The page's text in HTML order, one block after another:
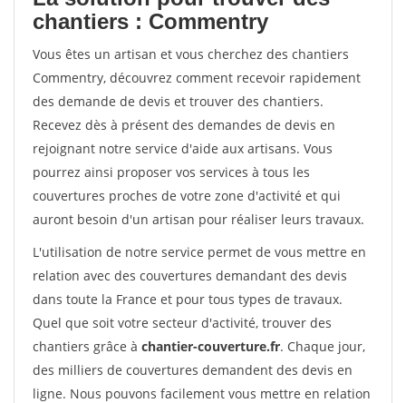
chantiers : Commentry
Vous êtes un artisan et vous cherchez des chantiers
Commentry, découvrez comment recevoir rapidement
des demande de devis et trouver des chantiers.
Recevez dès à présent des demandes de devis en
rejoignant notre service d'aide aux artisans. Vous
pourrez ainsi proposer vos services à tous les
couvertures proches de votre zone d'activité et qui
auront besoin d'un artisan pour réaliser leurs travaux.
L'utilisation de notre service permet de vous mettre en
relation avec des couvertures demandant des devis
dans toute la France et pour tous types de travaux.
Quel que soit votre secteur d'activité, trouver des
chantiers grâce à chantier-couverture.fr. Chaque jour,
des milliers de couvertures demandent des devis en
ligne. Nous pouvons facilement vous mettre en relation